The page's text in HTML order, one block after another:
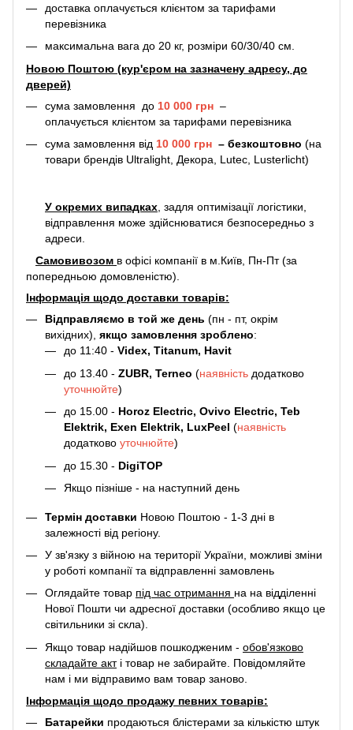
доставка оплачується клієнтом за тарифами
перевізника
максимальна вага до 20 кг, розміри 60/30/40 см.
Новою Поштою (кур'єром на зазначену адресу, до
дверей)
сума замовлення до 10 000 грн –
оплачується клієнтом за тарифами перевізника
сума замовлення від 10 000 грн – безкоштовно (на
товари брендів Ultralight, Декора, Lutec, Lusterlicht)
У окремих випадках , задля оптимізації логістики,
відправлення може здійснюватися безпосередньо з
адреси.
Самовивозом в офісі компанії в м.Київ, Пн-Пт (за
попередньою домовленістю).
Інформація щодо доставки товарів:
Відправляємо в той же день (пн - пт, окрім
вихідних), якщо замовлення зроблено:
до 11:40 - Videx, Titanum, Havit
до 13.40 - ZUBR, Terneo (наявність додатково
уточнюйте)
до 15.00 - Horoz Electric, Ovivo Electric, Teb
Elektrik, Exen Elektrik, LuxPeel (наявність
додатково уточнюйте)
до 15.30 - DigiTOP
Якщо пізніше - на наступний день
Термін доставки Новою Поштою - 1-3 дні в
залежності від регіону.
У зв'язку з війною на території України, можливі зміни
у роботі компанії та відправленні замовлень
Оглядайте товар під час отримання на на відділенні
Нової Пошти чи адресної доставки (особливо якщо це
світильники зі скла).
Якщо товар надійшов пошкодженим - обов'язково
складайте акт і товар не забирайте. Повідомляйте
нам і ми відправимо вам товар заново.
Інформація щодо продажу певних товарів:
Батарейки продаються блістерами за кількістю штук